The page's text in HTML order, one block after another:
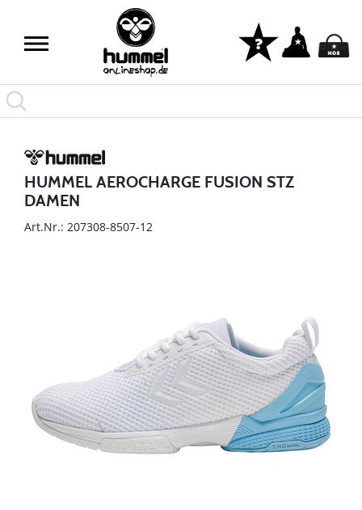
HUMMEL AEROCHARGE FUSION STZ
DAMEN
Art.Nr.: 207308-8507-12